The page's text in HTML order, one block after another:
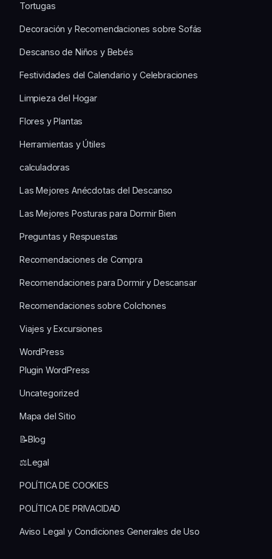
Tortugas
Decoración y Recomendaciones sobre Sofás
Descanso de Niños y Bebés
Festividades del Calendario y Celebraciones
Limpieza del Hogar
Flores y Plantas
Herramientas y Útiles
calculadoras
Las Mejores Anécdotas del Descanso
Las Mejores Posturas para Dormir Bien
Preguntas y Respuestas
Recomendaciones de Compra
Recomendaciones para Dormir y Descansar
Recomendaciones sobre Colchones
Viajes y Excursiones
WordPress
Plugin WordPress
Uncategorized
Mapa del Sitio
📝Blog
⚖️Legal
POLÍTICA DE COOKIES
POLÍTICA DE PRIVACIDAD
Aviso Legal y Condiciones Generales de Uso